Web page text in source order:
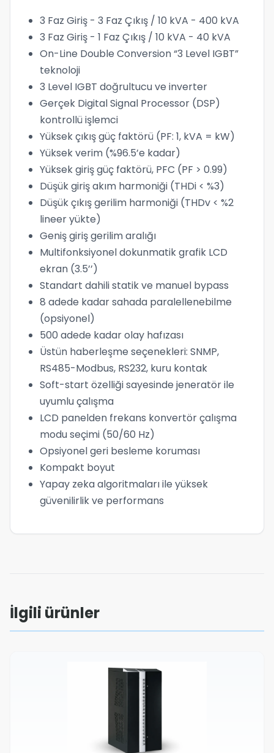
3 Faz Giriş - 3 Faz Çıkış / 10 kVA - 400 kVA
3 Faz Giriş - 1 Faz Çıkış / 10 kVA - 40 kVA
On-Line Double Conversion “3 Level IGBT”
teknoloji
3 Level IGBT doğrultucu ve inverter
Gerçek Digital Signal Processor (DSP)
kontrollü işlemci
Yüksek çıkış güç faktörü (PF: 1, kVA = kW)
Yüksek verim (%96.5’e kadar)
Yüksek giriş güç faktörü, PFC (PF > 0.99)
Düşük giriş akım harmoniği (THDi < %3)
Düşük çıkış gerilim harmoniği (THDv < %2
lineer yükte)
Geniş giriş gerilim aralığı
Multifonksiyonel dokunmatik grafik LCD
ekran (3.5’’)
Standart dahili statik ve manuel bypass
8 adede kadar sahada paralellenebilme
(opsiyonel)
500 adede kadar olay hafızası
Üstün haberleşme seçenekleri: SNMP,
RS485-Modbus, RS232, kuru kontak
Soft-start özelliği sayesinde jeneratör ile
uyumlu çalışma
LCD panelden frekans konvertör çalışma
modu seçimi (50/60 Hz)
Opsiyonel geri besleme koruması
Kompakt boyut
Yapay zeka algoritmaları ile yüksek
güvenilirlik ve performans
İlgili ürünler